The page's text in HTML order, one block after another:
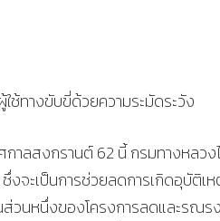
ช้ทางขับขี่ด้วยความระมัดระวัง
าลสงกรานต์ 62 นี้ กรมทางหลวง
จะเป็นการช่วยลดการเกิดอุบัติเ
ส่วนหนึ่งของโครงการลดและรณ